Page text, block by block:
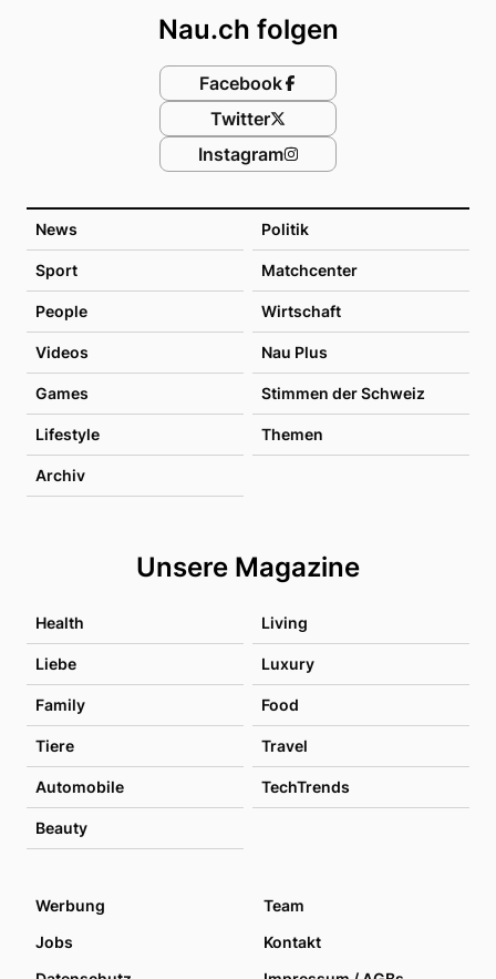
News Politik
Sport Matchcenter
People Wirtschaft
Videos Nau Plus
Games Stimmen der Schweiz
Lifestyle Themen
Archiv
Unsere Magazine
Health Living
Liebe Luxury
Family Food
Tiere Travel
Automobile TechTrends
Beauty
Nau.ch folgen
Facebook
Twitter
Instagram
Werbung
Team
Jobs
Kontakt